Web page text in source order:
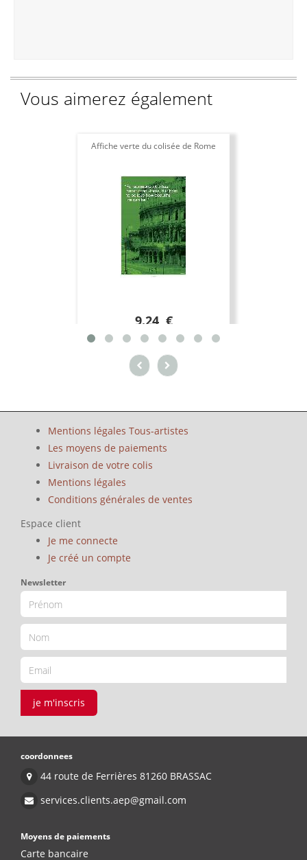
Vous aimerez également
Affiche verte du colisée de Rome
9.24 €
Mentions légales Tous-artistes
Les moyens de paiements
Livraison de votre colis
Mentions légales
Conditions générales de ventes
Espace client
Je me connecte
Je créé un compte
Newsletter
je m'inscris
coordonnees
44 route de Ferrières 81260 BRASSAC
services.clients.aep@gmail.com
Moyens de paiements
Carte bancaire